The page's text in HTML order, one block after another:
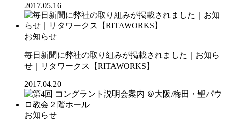
2017.05.16
お知らせ
毎日新聞に弊社の取り組みが掲載されました｜お知ら
せ｜リタワークス【RITAWORKS】
2017.04.20
お知らせ